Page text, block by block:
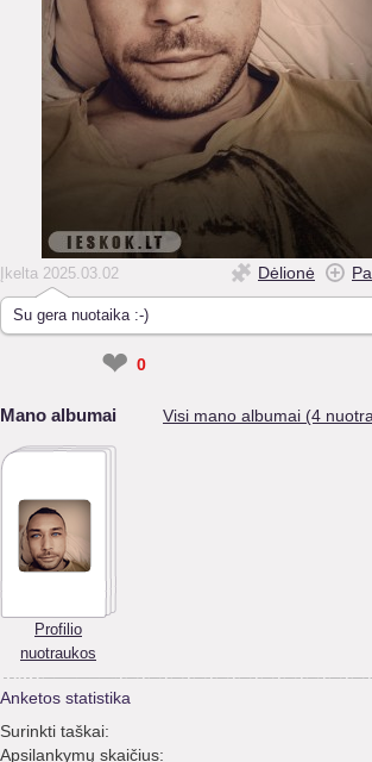
Įkelta 2025.03.02 Dėlionė
Su gera nuotaika :-)
❤ 0
Mano albumai Visi mano albumai (4
Profilio
nuotraukos
Anketos statistika
Surinkti taškai:
Apsilankymų skaičius: